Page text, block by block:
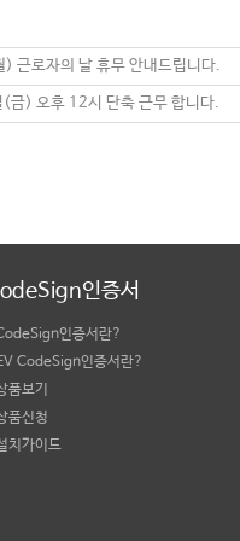
근로자의 날 휴무 안내드립니다.
금) 오후 12시 단축 근무 합니다.
인증서
인증서란?
CodeSign인증서란?
품보기
품신청
치가이드